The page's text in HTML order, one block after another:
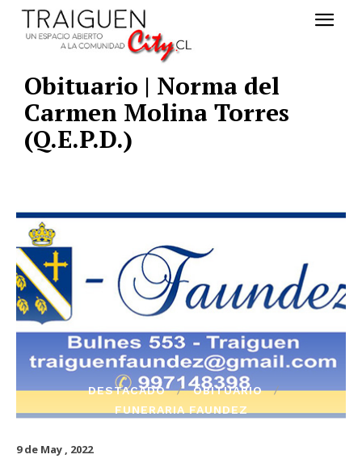
Obituario | Norma del
Carmen Molina Torres
(Q.E.P.D.)
DESTACADO
OBITUARIO
FUNERARIA FAUNDEZ
9 de May , 2022